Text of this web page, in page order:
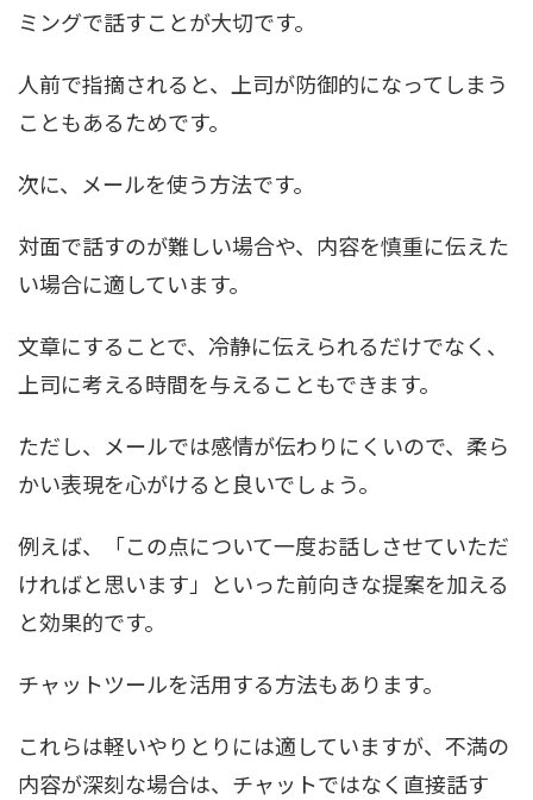
ミングで話すことが大切です。
人前で指摘されると、上司が防御的になってしまう
こともあるためです。
次に、メールを使う方法です。
対面で話すのが難しい場合や、内容を慎重に伝えた
い場合に適しています。
文章にすることで、冷静に伝えられるだけでなく、
上司に考える時間を与えることもできます。
ただし、メールでは感情が伝わりにくいので、柔ら
かい表現を心がけると良いでしょう。
例えば、「この点について一度お話しさせていただ
ければと思います」といった前向きな提案を加える
と効果的です。
チャットツールを活用する方法もあります。
これらは軽いやりとりには適していますが、不満の
内容が深刻な場合は、チャットではなく直接話す